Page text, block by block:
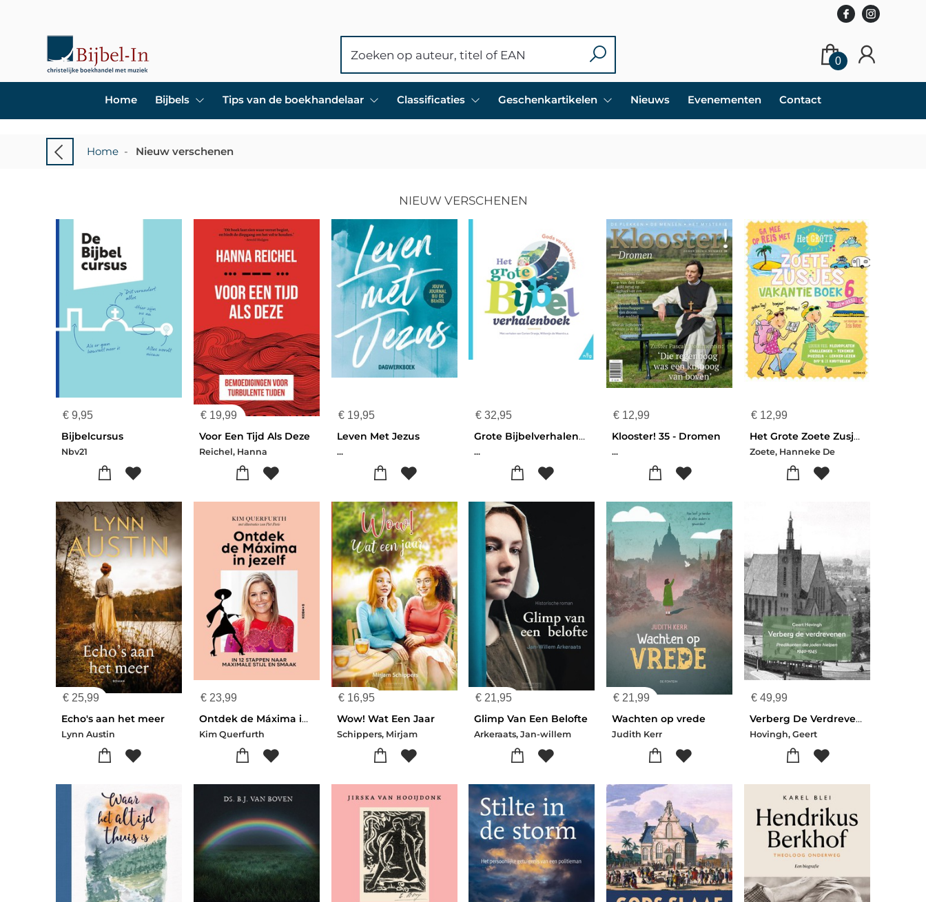
0
Home Bijbels Tips van de boekhandelaar Classificaties Geschenkartikelen Nieuws Evenementen Contact
Home - Nieuw verschenen
NIEUW VERSCHENEN
€9,95
Bijbelcursus
Nbv21
€19,99
Voor Een Tijd Als Deze
Reichel, Hanna
€19,95
Leven Met Jezus
...
€ 32,95
Grote Bijbelverhalenboek
...
€ 12,99
Klooster! 35 - Dromen
...
€ 12,99
Het Grote Zoete Zusjes Vakantieboek 6
Zoete, Hanneke De
€25,99
Echo's aan het meer
Lynn Austin
€23,99
Ontdek de Máxima in jezelf
Kim Querfurth
€16,95
Wow! Wat Een Jaar
Schippers, Mirjam
€ 21,95
Glimp Van Een Belofte
Arkeraats, Jan-willem
€ 21,99
Wachten op vrede
Judith Kerr
€ 49,99
Verberg De Verdrevenen
Hovingh, Geert